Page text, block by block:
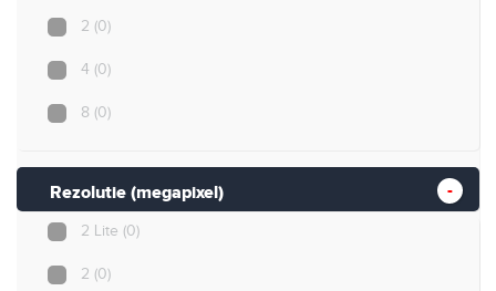
2 (0)
4 (0)
8 (0)
Rezolutie (megapixel)
2 Lite (0)
2 (0)